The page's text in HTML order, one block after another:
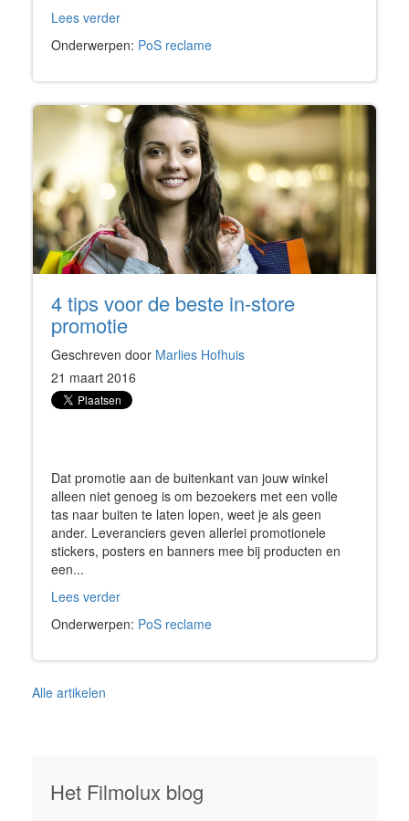
Lees verder
Onderwerpen: PoS reclame
4 tips voor de beste in-store
promotie
Geschreven door Marlies Hofhuis
21 maart 2016
Dat promotie aan de buitenkant van jouw winkel
alleen niet genoeg is om bezoekers met een volle
tas naar buiten te laten lopen, weet je als geen
ander. Leveranciers geven allerlei promotionele
stickers, posters en banners mee bij producten en
een...
Lees verder
Onderwerpen: PoS reclame
Alle artikelen
Het Filmolux blog